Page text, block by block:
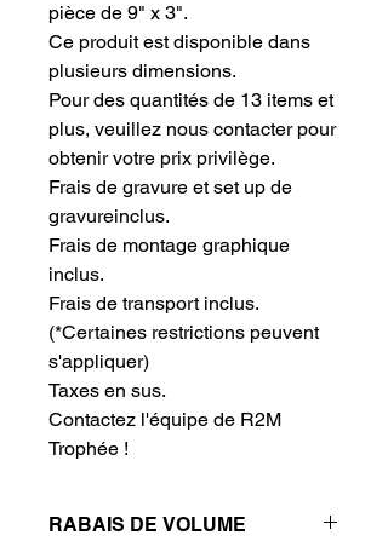
pièce de 9" x 3".
Ce produit est disponible dans
plusieurs dimensions.
Pour des quantités de 13 items et
plus, veuillez nous contacter pour
obtenir votre prix privilège.
Frais de gravure et set up de
gravureinclus.
Frais de montage graphique
inclus.
Frais de transport inclus.
(*Certaines restrictions peuvent
s'appliquer)
Taxes en sus.
Contactez l'équipe de R2M
Trophée !
RABAIS DE VOLUME